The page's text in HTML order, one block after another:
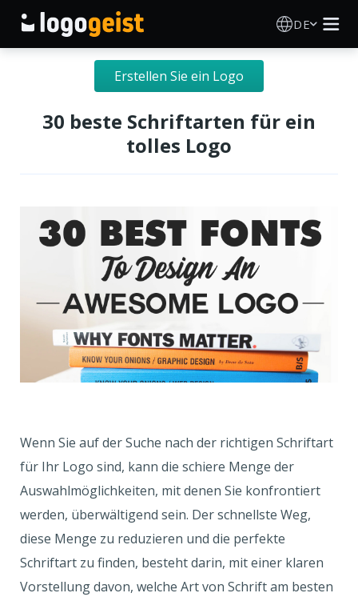
DE
Logo Erstellen
KI Logo Generator
Über
ANMELDEN
Erstellen Sie ein Logo
30 beste Schriftarten für ein
tolles Logo
Wenn Sie auf der Suche nach der richtigen Schriftart
für Ihr Logo sind, kann die schiere Menge der
Auswahlmöglichkeiten, mit denen Sie konfrontiert
werden, überwältigend sein. Der schnellste Weg,
diese Menge zu reduzieren und die perfekte
Schriftart zu finden, besteht darin, mit einer klaren
Vorstellung davon, welche Art von Schrift am besten